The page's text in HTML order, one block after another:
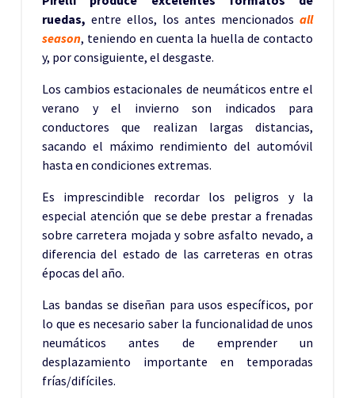
ruedas, entre ellos, los antes mencionados all
season, teniendo en cuenta la huella de contacto
y, por consiguiente, el desgaste.
Los cambios estacionales de neumáticos entre el
verano y el invierno son indicados para
conductores que realizan largas distancias,
sacando el máximo rendimiento del automóvil
hasta en condiciones extremas.
Es imprescindible recordar los peligros y la
especial atención que se debe prestar a frenadas
sobre carretera mojada y sobre asfalto nevado, a
diferencia del estado de las carreteras en otras
épocas del año.
Las bandas se diseñan para usos específicos, por
lo que es necesario saber la funcionalidad de unos
neumáticos antes de emprender un
desplazamiento importante en temporadas
frías/difíciles.